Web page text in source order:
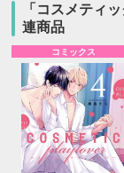
「コスメティ
連商品
コミックス